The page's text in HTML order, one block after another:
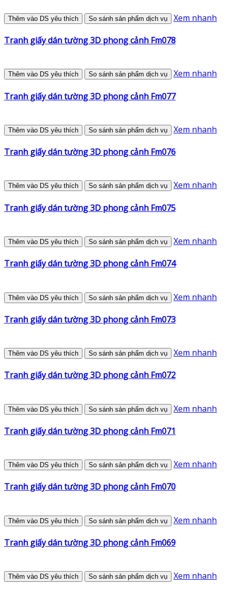
Thêm vào DS yêu thích So sánh sản phẩm dịch vụ Xem nhanh
Tranh giấy dán tường 3D phong cảnh Fm078
Thêm vào DS yêu thích So sánh sản phẩm dịch vụ Xem nhanh
Tranh giấy dán tường 3D phong cảnh Fm077
Thêm vào DS yêu thích So sánh sản phẩm dịch vụ Xem nhanh
Tranh giấy dán tường 3D phong cảnh Fm076
Thêm vào DS yêu thích So sánh sản phẩm dịch vụ Xem nhanh
Tranh giấy dán tường 3D phong cảnh Fm075
Thêm vào DS yêu thích So sánh sản phẩm dịch vụ Xem nhanh
Tranh giấy dán tường 3D phong cảnh Fm074
Thêm vào DS yêu thích So sánh sản phẩm dịch vụ Xem nhanh
Tranh giấy dán tường 3D phong cảnh Fm073
Thêm vào DS yêu thích So sánh sản phẩm dịch vụ Xem nhanh
Tranh giấy dán tường 3D phong cảnh Fm072
Thêm vào DS yêu thích So sánh sản phẩm dịch vụ Xem nhanh
Tranh giấy dán tường 3D phong cảnh Fm071
Thêm vào DS yêu thích So sánh sản phẩm dịch vụ Xem nhanh
Tranh giấy dán tường 3D phong cảnh Fm070
Thêm vào DS yêu thích So sánh sản phẩm dịch vụ Xem nhanh
Tranh giấy dán tường 3D phong cảnh Fm069
Thêm vào DS yêu thích So sánh sản phẩm dịch vụ Xem nhanh